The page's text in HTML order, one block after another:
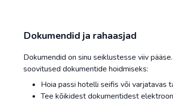
Dokumendid ja rahaasjad
Dokumendid on sinu seiklustesse viiv
soovitused dokumentide hoidmiseks:
Hoia passi hotelli seifis või varjatavas
Tee kõikidest dokumentidest